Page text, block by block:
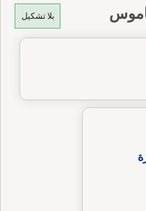
بلا تشكيل